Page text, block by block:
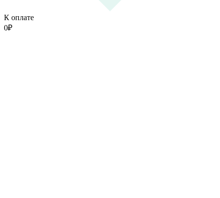
К оплате
0₽